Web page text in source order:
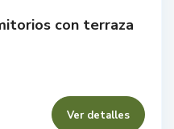
con terraza
Ver detalles